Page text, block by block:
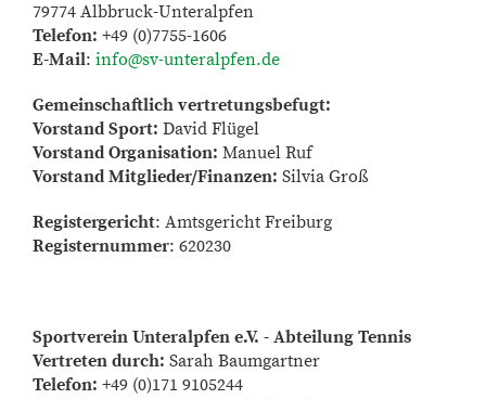
79774 Albbruck-Unteralpfen
Telefon: +49 (0)7755-1606
E-Mail: info@sv-unteralpfen.de
Gemeinschaftlich vertretungsbefugt:
Vorstand Sport: David Flügel
Vorstand Organisation: Manuel Ruf
Vorstand Mitglieder/Finanzen: Silvia Groß
Registergericht: Amtsgericht Freiburg
Registernummer: 620230
Sportverein Unteralpfen e.V. - Abteilung Tennis
Vertreten durch: Sarah Baumgartner
Telefon: +49 (0)171 9105244